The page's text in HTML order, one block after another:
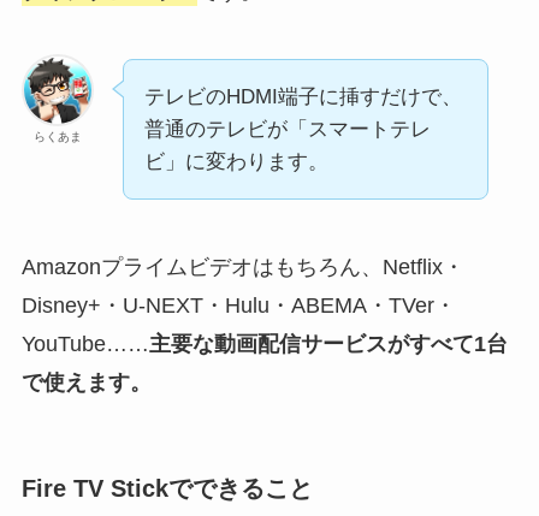
らくあま
テレビのHDMI端子に挿すだけで、
普通のテレビが「スマートテレ
ビ」に変わります。
Amazonプライムビデオはもちろん、Netflix・
Disney+・U-NEXT・Hulu・ABEMA・TVer・
YouTube……主要な動画配信サービスがすべて1台
で使えます。
Fire TV Stickでできること